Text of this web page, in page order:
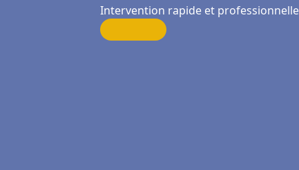
Intervention rapide et professionnelle